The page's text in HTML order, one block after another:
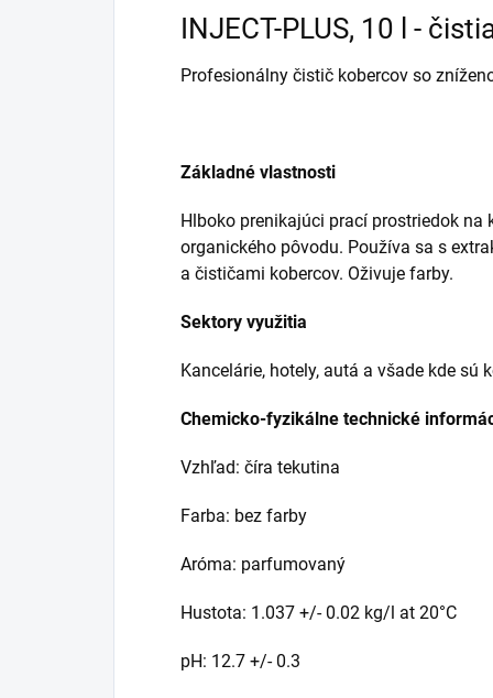
INJECT-PLUS, 10 l -
Profesionálny čistič kobercov so
Základné vlastnosti
Hlboko prenikajúci prací prostriedok na
organického pôvodu. Používa sa s
a čističami kobercov. Oživuje farby.
Sektory využitia
Kancelárie, hotely, autá a všade kde sú
Chemicko-fyzikálne technické
Vzhľad: číra tekutina
Farba: bez farby
Aróma: parfumovaný
Hustota: 1.037 +/- 0.02 kg/l at 20°C
pH: 12.7 +/- 0.3